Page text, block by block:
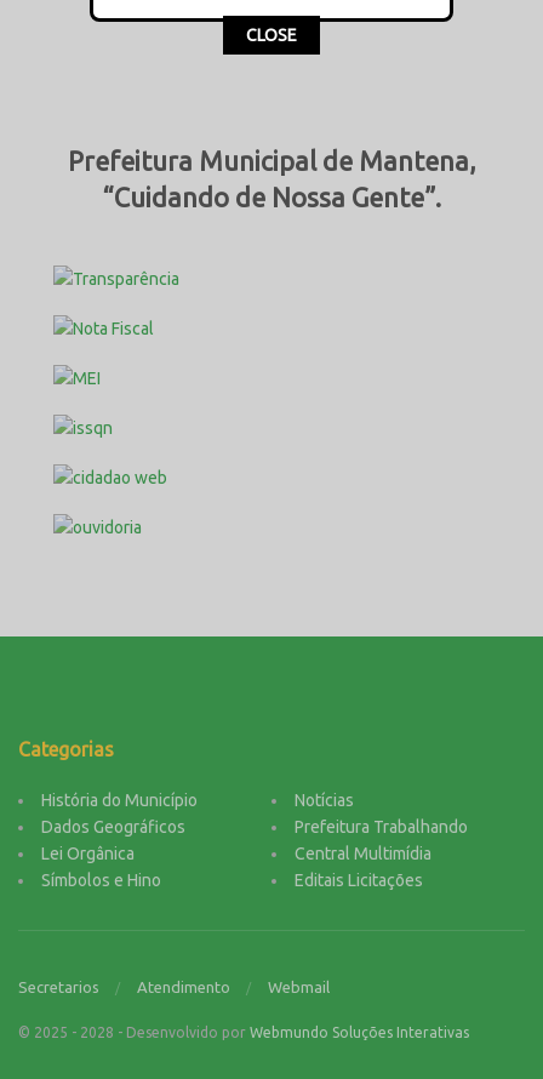
Prefeitura Municipal de Mantena,
“Cuidando de Nossa Gente”.
Categorias
História do Município
Dados Geográficos
Lei Orgânica
Símbolos e Hino
Notícias
Prefeitura Trabalhando
Central Multimídia
Editais Licitações
Secretarios Atendimento Webmail
© 2025 - 2028 - Desenvolvido por Webmundo Soluções Interativas
This popup will close in:
CLOSE